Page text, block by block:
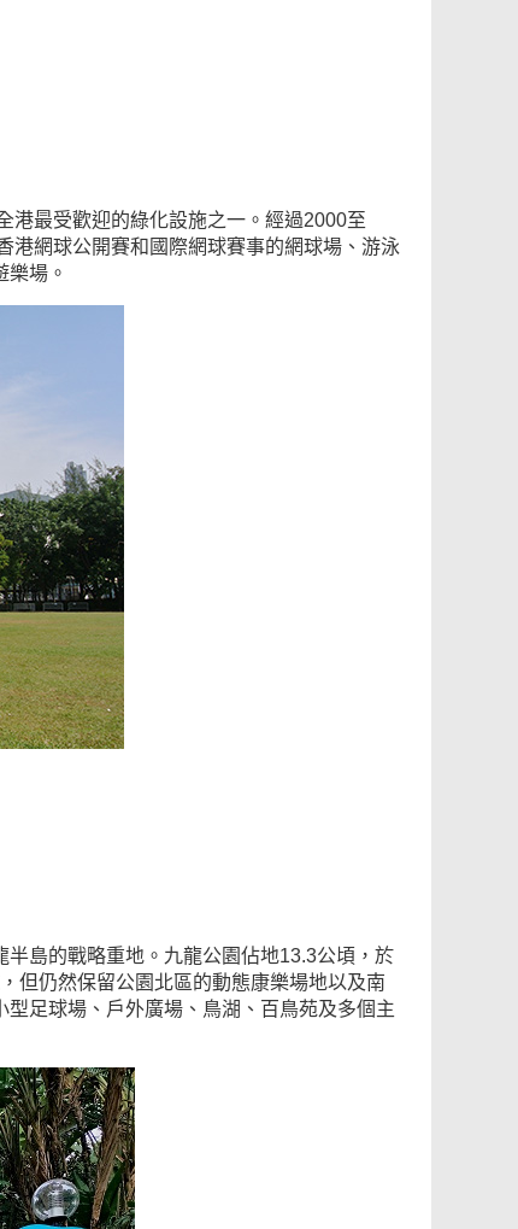
港最受歡迎的綠化設施之一。經過2000至
港網球公開賽和國際網球賽事的網球場、游泳
樂場。
島的戰略重地。九龍公園佔地13.3公頃，於
但仍然保留公園北區的動態康樂場地以及南
足球場、戶外廣場、鳥湖、百鳥苑及多個主